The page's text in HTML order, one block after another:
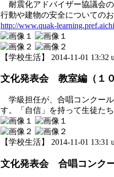
耐震化アドバイザー協議会
行動や建物の安全についての
http://www.quak-
【学校生活】 2014-11-01 13:32
文化発表会 教室編（１０
学級担任が、合唱コンクー
す。「自信」を持って生徒た
【学校生活】 2014-11-01 13:31
文化発表会 合唱コンクー